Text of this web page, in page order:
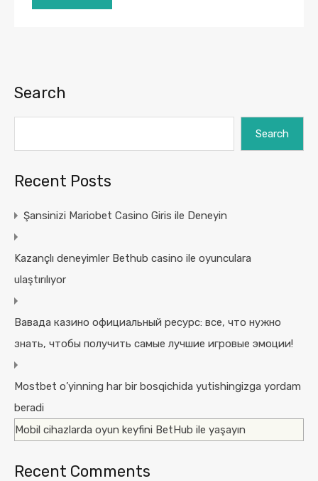
Search
Search
Recent Posts
Şansinizi Mariobet Casino Giris ile Deneyin
Kazançlı deneyimler Bethub casino ile oyunculara
ulaştırılıyor
Вавада казино официальный ресурс: все, что нужно
знать, чтобы получить самые лучшие игровые эмоции!
Mostbet o’yinning har bir bosqichida yutishingizga yordam
beradi
Mobil cihazlarda oyun keyfini BetHub ile yaşayın
Recent Comments